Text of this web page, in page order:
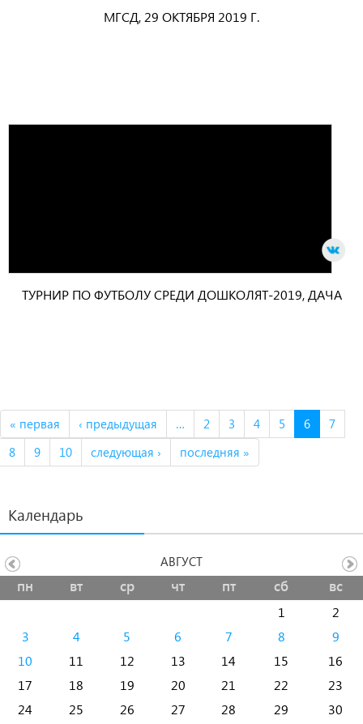
МГСД, 29 ОКТЯБРЯ 2019 Г.
ТУРНИР ПО ФУТБОЛУ СРЕДИ ДОШКОЛЯТ-2019, ДАЧА
« первая ‹ предыдущая … 2 3 4 5 6
7
8
9 10 следующая › последняя »
Календарь
пн вт ср чт пт сб вс
1
2
3
4 5 6 7 8
9
10
11 12 13 14 15
16
17
18 19 20 21 22
23
24
25 26 27 28 29
30
АВГУСТ